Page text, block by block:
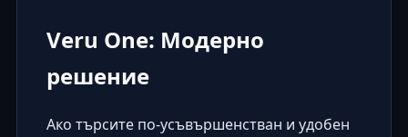
Veru One: Модерно
решение
Ако търсите по-усъвършенстван и удобен